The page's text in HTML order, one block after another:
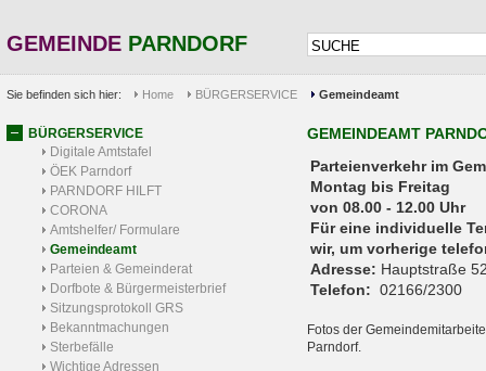
GEMEINDE PARNDORF
Sie befinden sich hier: Home BÜRGERSERVICE Gemeindeamt
BÜRGERSERVICE
Digitale Amtstafel
ÖEK Parndorf
PARNDORF HILFT
CORONA
Amtshelfer/ Formulare
Gemeindeamt
Parteien & Gemeinderat
Dorfbote & Bürgermeisterbrief
Sitzungsprotokoll GRS
Bekanntmachungen
Sterbefälle
Wichtige Adressen
GEMEINDEAMT
Parteienverkehr
Montag bis Freitag
von 08.00 - 12.00 Uhr
Für eine individuelle
wir, um vorherige
Adresse: Hauptstraße
Telefon: 02166/2300
Fotos der
Parndorf.